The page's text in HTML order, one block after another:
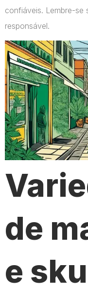
confiáveis. Lembre-se
responsável.
de
e